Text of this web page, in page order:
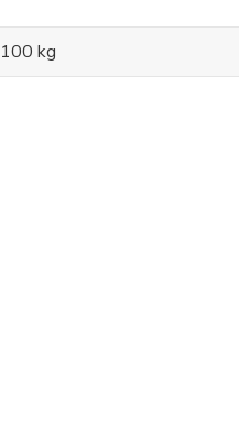
100 kg